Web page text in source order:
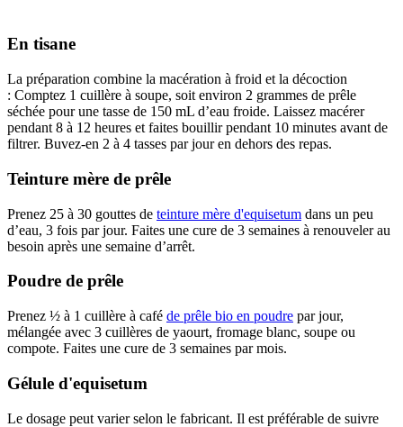
En tisane
La préparation combine la macération à froid et la décoction
: Comptez 1 cuillère à soupe, soit environ 2 grammes de prêle
séchée pour une tasse de 150 mL d’eau froide. Laissez macérer
pendant 8 à 12 heures et faites bouillir pendant 10 minutes avant de
filtrer. Buvez-en 2 à 4 tasses par jour en dehors des repas.
Teinture mère de prêle
Prenez 25 à 30 gouttes de teinture mère d'equisetum dans un peu
d’eau, 3 fois par jour. Faites une cure de 3 semaines à renouveler au
besoin après une semaine d’arrêt.
Poudre de prêle
Prenez ½ à 1 cuillère à café de prêle bio en poudre par jour,
mélangée avec 3 cuillères de yaourt, fromage blanc, soupe ou
compote. Faites une cure de 3 semaines par mois.
Gélule d'equisetum
Le dosage peut varier selon le fabricant. Il est préférable de suivre